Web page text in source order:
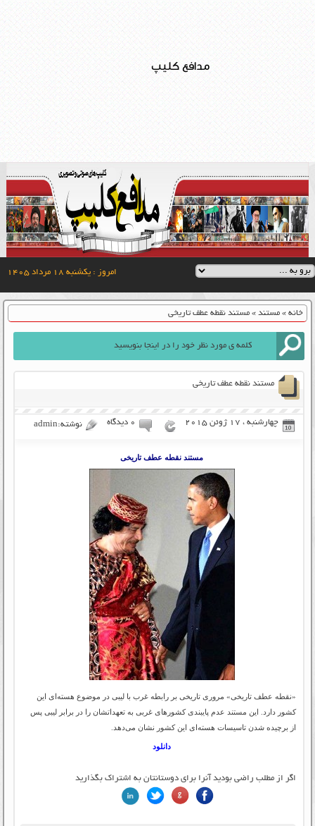
مدافع کلیپ
امروز : یکشنبه ۱۸ مرداد ۱۴۰۵
خانه» مستند» مستند نقطه عطف تاریخی
مستند نقطه عطف تاریخی
چهارشنبه ، 17 ژوئن 2015 ۰ دیدگاه نوشته:admin
مستند نقطه عطف تاریخی
«نقطه عطف تاریخی» مروری تاریخی بر رابطه غرب با لیبی در موضوع هسته‌ای این
کشور دارد. این مستند عدم پایبندی کشورهای غربی به تعهداتشان را در برابر لیبی پس
از برچیده شدن تاسیسات هسته‌ای این کشور نشان می‌دهد.
دانلود
اگر از مطلب راضی بودید آنرا برای دوستانتان به اشتراک بگذارید